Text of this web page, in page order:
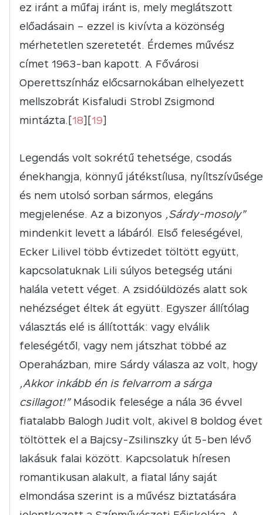
ez iránt a műfaj iránt is, mely meglátszott
előadásain – ezzel is kivívta a közönség
mérhetetlen szeretetét. Érdemes művész
címet 1963-ban kapott. A Fővárosi
Operettszínház előcsarnokában elhelyezett
mellszobrát Kisfaludi Strobl Zsigmond
mintázta.[18][19]
Legendás volt sokrétű tehetsége, csodás
énekhangja, könnyű játékstílusa, nyíltszívűsége
és nem utolsó sorban sármos, elegáns
megjelenése. Az a bizonyos „Sárdy-mosoly”
mindenkit levett a lábáról. Első feleségével,
Ecker Lilivel több évtizedet töltött együtt,
kapcsolatuknak Lili súlyos betegség utáni
halála vetett véget. A zsidóüldözés alatt sok
nehézséget éltek át együtt. Egyszer állítólag
választás elé is állították: vagy elválik
feleségétől, vagy nem játszhat többé az
Operaházban, mire Sárdy válasza az volt, hogy
„Akkor inkább én is felvarrom a sárga
csillagot!”Második felesége a nála 36 évvel
fiatalabb Balogh Judit volt, akivel 8 boldog évet
töltöttek el a Bajcsy-Zsilinszky út 5-ben lévő
lakásuk falai között. Kapcsolatuk híresen
romantikusan alakult, a fiatal lány saját
elmondása szerint is a művész biztatására